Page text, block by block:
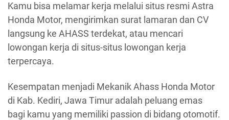
Kamu bisa melamar kerja melalui situs resmi Astra
Honda Motor, mengirimkan surat lamaran dan CV
langsung ke AHASS terdekat, atau mencari
lowongan kerja di situs-situs lowongan kerja
terpercaya.
Kesempatan menjadi Mekanik Ahass Honda Motor
di Kab. Kediri, Jawa Timur adalah peluang emas
bagi kamu yang memiliki passion di bidang otomotif.